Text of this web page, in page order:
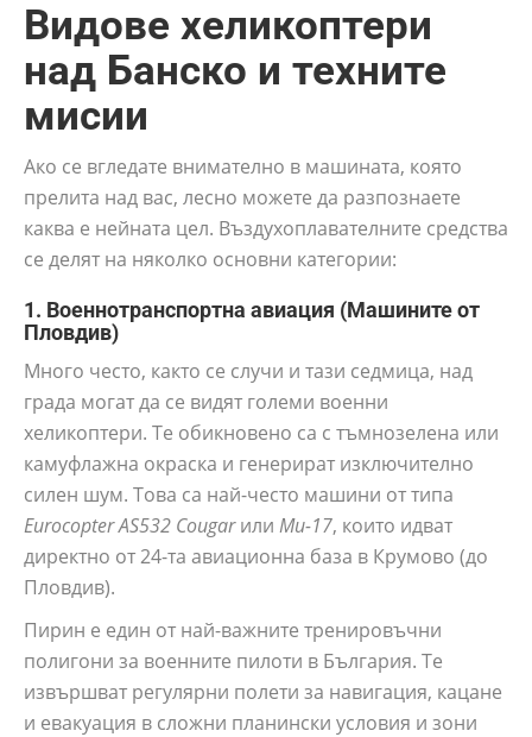
Видове хеликоптери
над Банско и техните
мисии
Ако се вгледате внимателно в машината, която
прелита над вас, лесно можете да разпознаете
каква е нейната цел. Въздухоплавателните средства
се делят на няколко основни категории:
1. Военнотранспортна авиация (Машините от
Пловдив)
Много често, както се случи и тази седмица, над
града могат да се видят големи военни
хеликоптери. Те обикновено са с тъмнозелена или
камуфлажна окраска и генерират изключително
силен шум. Това са най-често машини от типа
Eurocopter AS532 Cougarили Ми-17, които идват
директно от 24-та авиационна база в Крумово (до
Пловдив).
Пирин е един от най-важните тренировъчни
полигони за военните пилоти в България. Те
извършват регулярни полети за навигация, кацане
и евакуация в сложни планински условия и зони